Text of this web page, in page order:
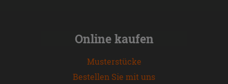
Online kaufen
Musterstücke
Bestellen Sie mit uns